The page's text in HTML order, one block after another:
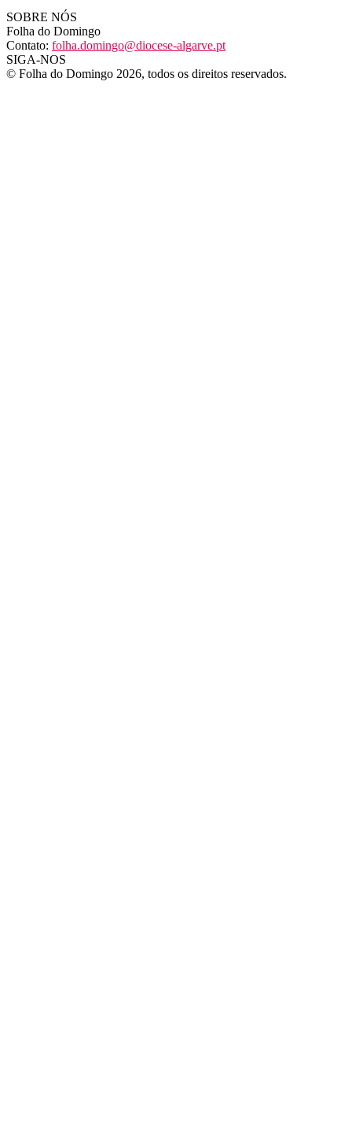
SOBRE NÓS
Folha do Domingo
Contato: folha.domingo@diocese-algarve.pt
SIGA-NOS
© Folha do Domingo 2026, todos os direitos reservados.